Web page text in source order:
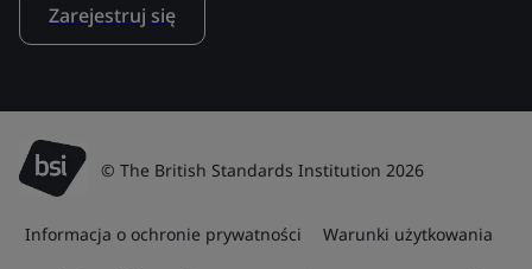
Zarejestruj się
© The British Standards Institution 2026
Informacja o ochronie prywatności Warunki użytkowania